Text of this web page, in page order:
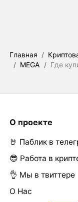
Главная /
/ MEGA / Где
О проекте
🤘 Паблик в
😎 Работа в
👌 Мы в твиттере
О Нас